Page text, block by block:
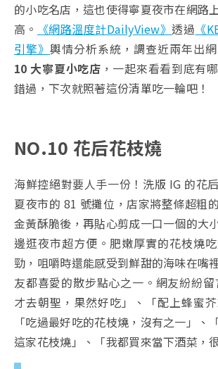
的小吃名店，這也使得寧夏夜市在網路
高。 《網路溫度計DailyView》透過 《
引擎》輿情分析系統，調查近兩年出
10 大寧夏小吃店 ，一起來看看到底有
錯過，下次就照著這份清單吃一輪吧！
NO.10 花后花枝燒
海鮮控絕對要人手一份！洗版 IG 的花
夏夜市的 81 號攤位，店家將整條超粗
金黃酥脆後，再貼心剪成一口一個的大
邊逛夜市超方便。肥嫩厚實的花枝燒
勁，咀嚼時還能感受到鮮甜的海味在嘴
友都喜愛的散步點心之一。網友紛紛
才去朝聖，果然好吃」、「配上蜂蜜
「吃過最好吃的花枝燒，沒有之一」、
這家花枝燒」、「我都買來當下酒菜，